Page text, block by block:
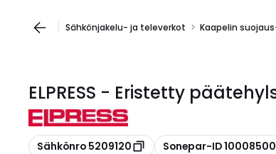
Sähkönjakelu- ja televerkot Kaapelin
ELPRESS - Eristetty
Kopioi
Sähkönro 5209120 Kopioi
Sonepar-ID